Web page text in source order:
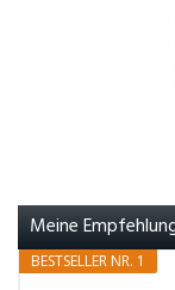
Meine
BESTSELLER NR. 1